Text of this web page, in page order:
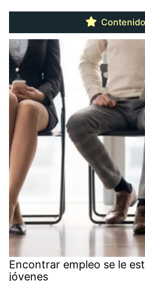
Encontrar empleo se le
jóvenes